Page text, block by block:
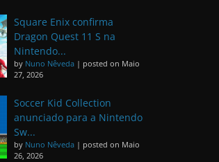
Square Enix confirma
Dragon Quest 11 S na
Nintendo...
by Nuno Nêveda | posted on Maio
27, 2026
Soccer Kid Collection
anunciado para a Nintendo
Sw...
by Nuno Nêveda | posted on Maio
26, 2026